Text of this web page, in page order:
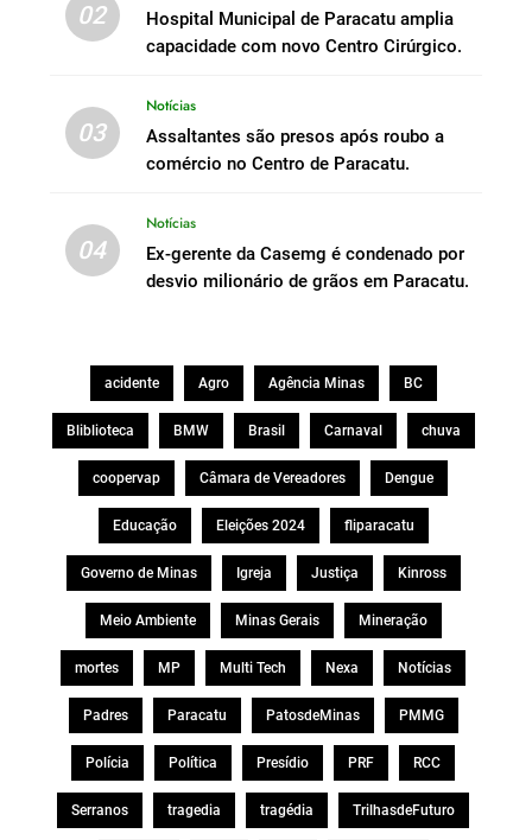
02
Hospital Municipal de Paracatu amplia
capacidade com novo Centro Cirúrgico.
03
Notícias
Assaltantes são presos após roubo a
comércio no Centro de Paracatu.
04
Notícias
Ex-gerente da Casemg é condenado por
desvio milionário de grãos em Paracatu.
acidente Agro Agência Minas BC
Bliblioteca BMW Brasil Carnaval chuva
coopervap Câmara de Vereadores Dengue
Educação Eleições 2024 fliparacatu
Governo de Minas Igreja Justiça Kinross
Meio Ambiente Minas Gerais Mineração
mortes MP Multi Tech Nexa Notícias
Padres Paracatu PatosdeMinas PMMG
Polícia Política Presídio PRF RCC
Serranos tragedia tragédia TrilhasdeFuturo